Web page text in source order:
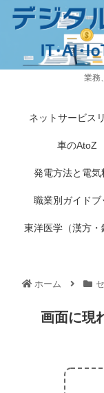
業務
ネットサービス
車のAtoZ
発電方法と電気
職業別ガイドブ
東洋医学（漢方・
ホーム
画面に現